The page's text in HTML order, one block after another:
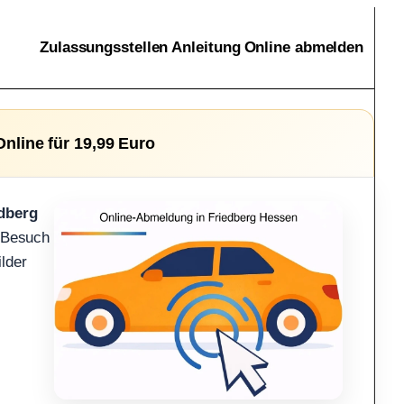
Zulassungsstellen Anleitung Online abmelden
für 19,99 Euro